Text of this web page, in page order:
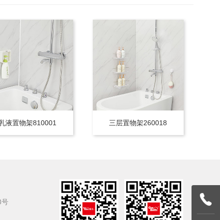
液置物架810001 三层置物架260018
号